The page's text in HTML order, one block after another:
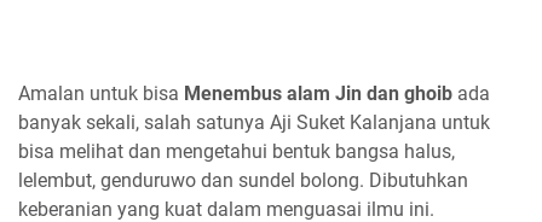
Amalan untuk bisa Menembus alam Jin dan ghoib ada
banyak sekali, salah satunya Aji Suket Kalanjana untuk
bisa melihat dan mengetahui bentuk bangsa halus,
lelembut, genduruwo dan sundel bolong. Dibutuhkan
keberanian yang kuat dalam menguasai ilmu ini.